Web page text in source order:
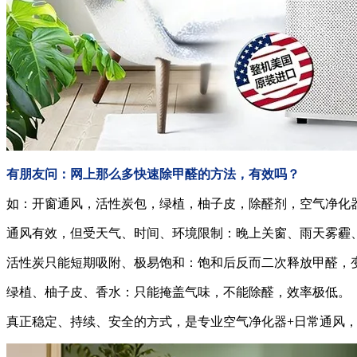
有朋友问：网上那么多快速除甲醛的方法，有效吗？
如：开窗通风，活性炭包，绿植，柚子皮，除醛剂，空气净化
通风有效，但受天气、时间、环境限制：晚上关窗、雨天雾
活性炭只能短期吸附、极易饱和：饱和后反而二次释放甲醛
绿植、柚子皮、香水：只能掩盖气味，不能除醛，效率极低。
真正稳定、持续、安全的方式，是专业空气净化器+日常通风